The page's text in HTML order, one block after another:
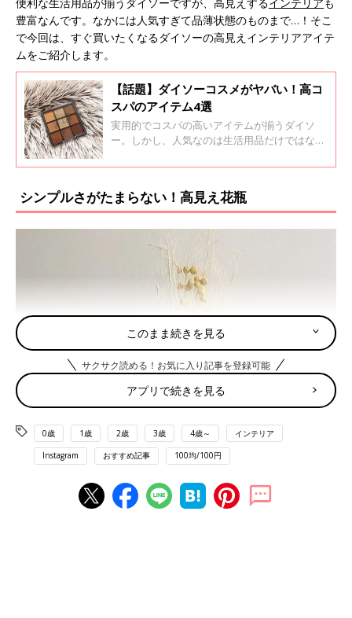
豊富なんです。なかには人気すぎて品薄状態のものまで…！そこ
で今回は、すぐ買いたくなるダイソーの高見えインテリアアイテ
ムをご紹介します。
【話題】ダイソーコスメがヤバい！高コ
スパのアイテム4選
実用的でコスパの高いアイテムが揃うダイソ
ー。しかし、人気なのは生活用品だけではない
が高すぎると話題沸騰になっています！そこで
ます。
シンプルさがたまらない！高見え花瓶
このまま続きを見る
サクサク読める！お気に入り記事を登録可能
アプリで続きを見る
0歳 1歳 2歳 3歳 4歳～ インテリア
Instagram おすすめ記事 100均/100円